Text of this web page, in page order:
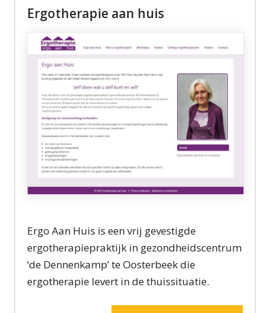
Ergotherapie aan huis
Ergo Aan Huis is een vrij gevestigde
ergotherapiepraktijk in gezondheidscentrum
‘de Dennenkamp’ te Oosterbeek die
ergotherapie levert in de thuissituatie.